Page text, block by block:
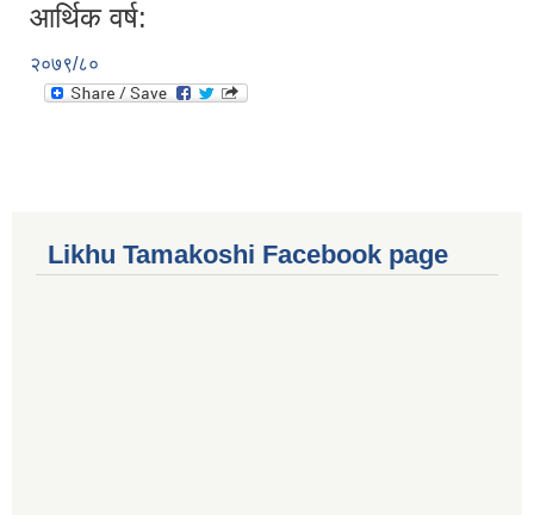
आर्थिक वर्ष:
२०७९/८०
Likhu Tamakoshi Facebook page